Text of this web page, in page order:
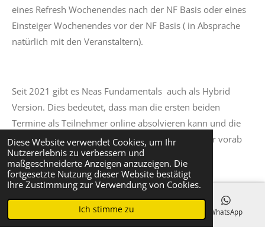
Diese Website verwendet Cookies, um Ihr
Nutzererlebnis zu verbessern und
maßgeschneiderte Anzeigen anzuzeigen. Die
fortgesetzte Nutzung dieser Website bestätigt
Ihre Zustimmung zur Verwendung von Cookies.
Ich stimme zu
eines Refresh Wochenendes nach der NF Basis oder eines
Einsteiger Wochenendes vor der NF Basis ( in Absprache
natürlich mit den Veranstaltern).
Seit 2021 gibt es Neas Fundamentals auch als Hybrid
Version. Dies bedeutet, dass man die ersten beiden
Termine als Teilnehmer online absolvieren kann und die
folgenden Termine als Präsenz Unterricht an einer vorab
festgelegten Location stattfinden.
Telefon WhatsApp